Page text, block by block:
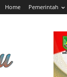
Home Pemerintah